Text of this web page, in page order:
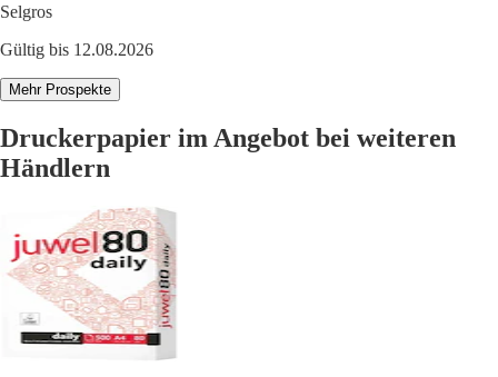
Selgros
Gültig bis 12.08.2026
Mehr Prospekte
Druckerpapier im Angebot bei weiteren
Händlern